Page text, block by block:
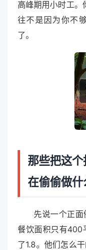
高峰期用小时工。
往不是因为你不
了。
那些把这
在偷偷做什
先说一个正面
餐饮面积只有400
了1.8。他们怎么